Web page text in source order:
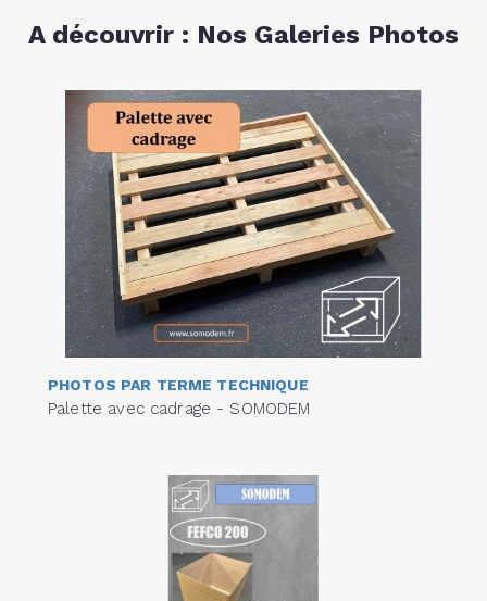
A découvrir : Nos Galeries Photos
PHOTOS PAR TERME TECHNIQUE
Palette avec cadrage - SOMODEM